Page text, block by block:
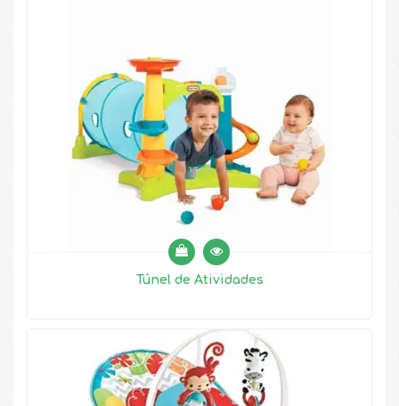
Túnel de Atividades